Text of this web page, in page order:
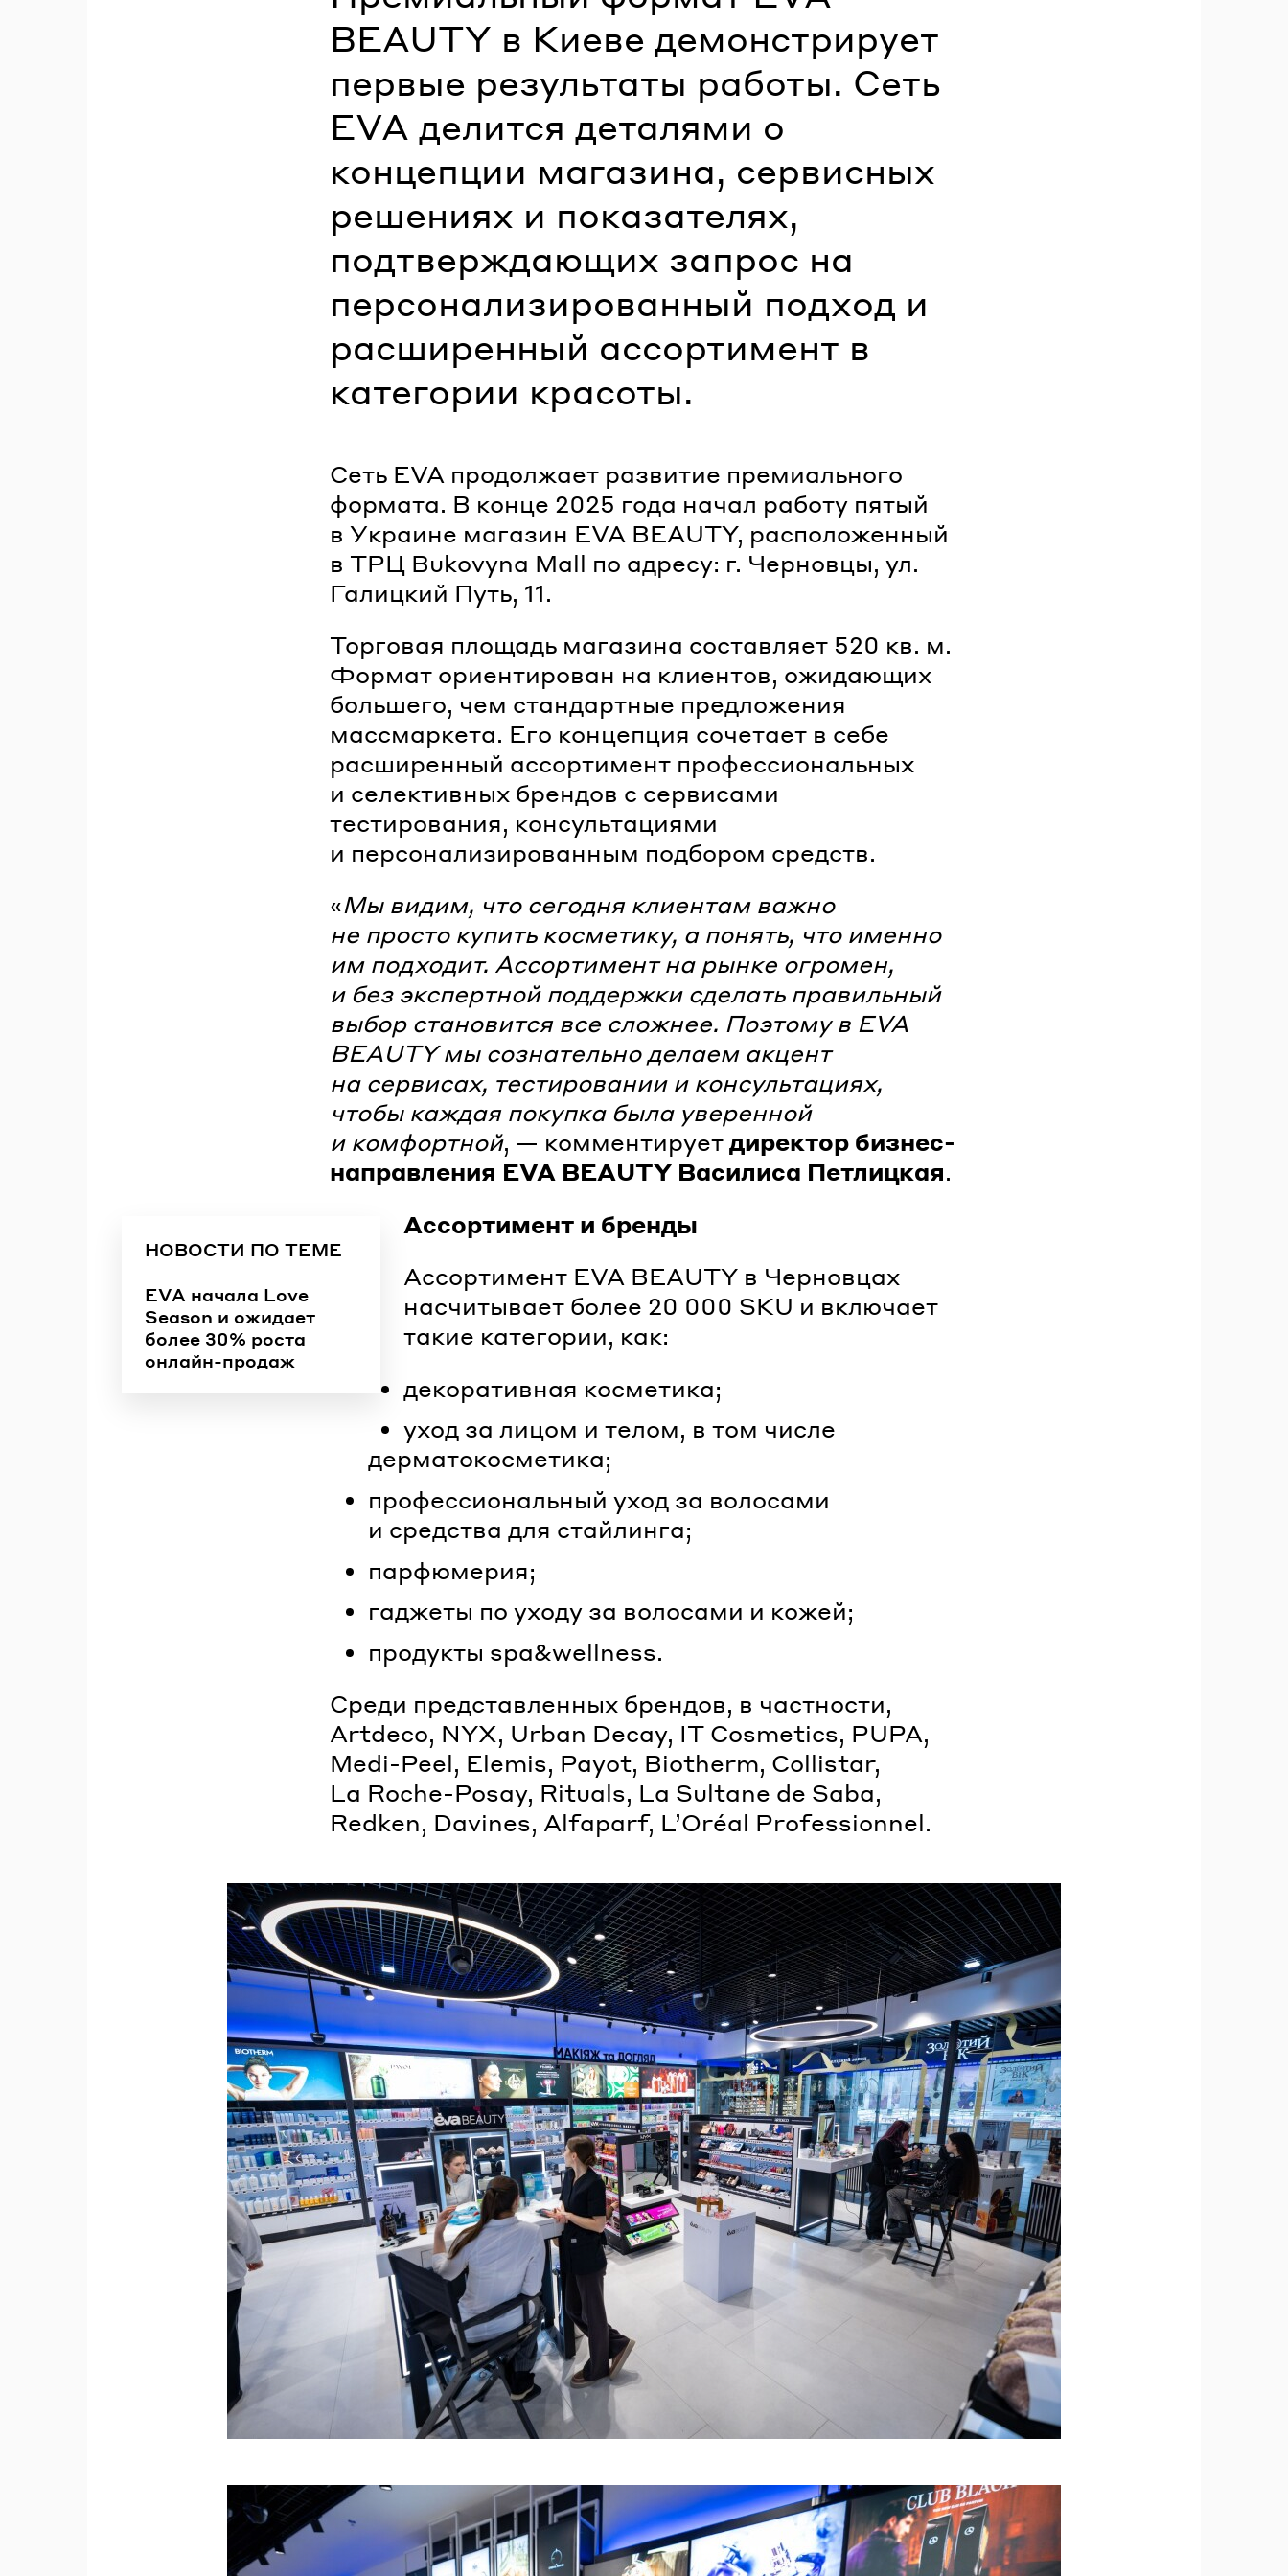
BEAUTY в Киеве демонстрирует
первые результаты работы. Сеть
EVA делится деталями о
концепции магазина, сервисных
решениях и показателях,
подтверждающих запрос на
персонализированный подход и
расширенный ассортимент в
категории красоты.
Сеть EVA продолжает развитие премиального
формата. В конце 2025 года начал работу пятый
в Украине магазин EVA BEAUTY, расположенный
в ТРЦ Bukovyna Mall по адресу: г. Черновцы, ул.
Галицкий Путь, 11.
Торговая площадь магазина составляет 520 кв. м.
Формат ориентирован на клиентов, ожидающих
большего, чем стандартные предложения
массмаркета. Его концепция сочетает в себе
расширенный ассортимент профессиональных
и селективных брендов с сервисами
тестирования, консультациями
и персонализированным подбором средств.
«Мы видим, что сегодня клиентам важно
не просто купить косметику, а понять, что именно
им подходит. Ассортимент на рынке огромен,
и без экспертной поддержки сделать правильный
выбор становится все сложнее. Поэтому в EVA
BEAUTY мы сознательно делаем акцент
на сервисах, тестировании и консультациях,
чтобы каждая покупка была уверенной
и комфортной, — комментируетдиректор бизнес-
направления EVA BEAUTY Василиса Петлицкая.
НОВОСТИ ПО ТЕМЕ
EVA начала Love
Season и ожидает
более 30% роста
онлайн-продаж
Ассортимент и бренды
Ассортимент EVA BEAUTY в Черновцах
насчитывает более 20 000 SKU и включает
такие категории, как:
декоративная косметика;
уход за лицом и телом, в том числе
дерматокосметика;
профессиональный уход за волосами
и средства для стайлинга;
парфюмерия;
гаджеты по уходу за волосами и кожей;
продукты spa&wellness.
Среди представленных брендов, в частности,
Artdeco, NYX, Urban Decay, IT Cosmetics, PUPA,
Medi-Peel, Elemis, Payot, Biotherm, Collistar,
La Roche-Posay, Rituals, La Sultane de Saba,
Redken, Davines, Alfaparf, LʼOréal Professionnel.